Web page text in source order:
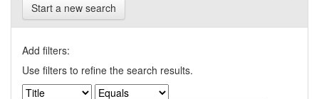
Start a new search
Add filters:
Use filters to refine the search results.